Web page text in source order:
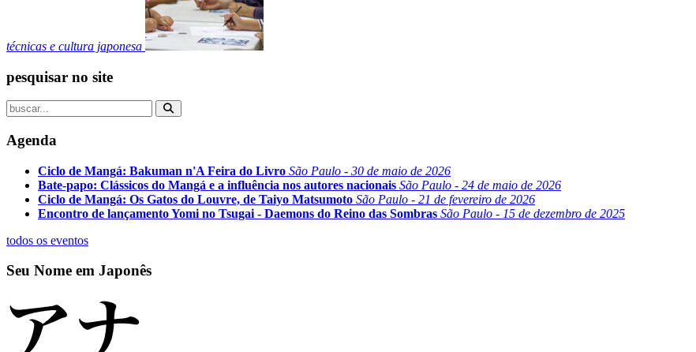
técnicas e cultura japonesa
pesquisar no site
Agenda
Ciclo de Mangá: Bakuman n'A Feira do Livro São Paulo - 30 de maio de 2026
Bate-papo: Clássicos do Mangá e a influência nos autores nacionais São Paulo - 24 de maio de 2026
Ciclo de Mangá: Os Gatos do Louvre, de Taiyo Matsumoto São Paulo - 21 de fevereiro de 2026
Encontro de lançamento Yomi no Tsugai - Daemons do Reino das Sombras São Paulo - 15 de dezembro de 2025
todos os eventos
Seu Nome em Japonês